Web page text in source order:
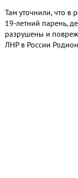
Там уточнили, что в
19-летний парень,
разрушены и
ЛНР в России